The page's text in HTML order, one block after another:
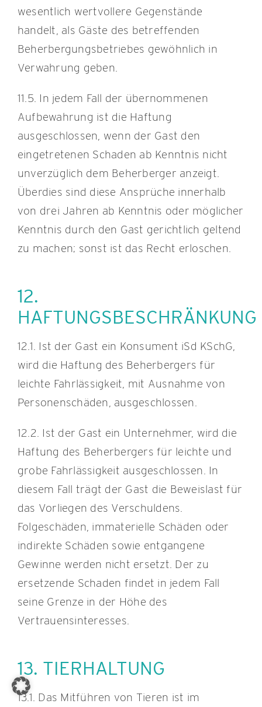
wesentlich wertvollere Gegenstände
handelt, als Gäste des betreffenden
Beherbergungsbetriebes gewöhnlich in
Verwahrung geben.
11.5. In jedem Fall der übernommenen
Aufbewahrung ist die Haftung
ausgeschlossen, wenn der Gast den
eingetretenen Schaden ab Kenntnis nicht
unverzüglich dem Beherberger anzeigt.
Überdies sind diese Ansprüche innerhalb
von drei Jahren ab Kenntnis oder möglicher
Kenntnis durch den Gast gerichtlich geltend
zu machen; sonst ist das Recht erloschen.
12.
HAFTUNGSBESCHRÄNKUNG
12.1. Ist der Gast ein Konsument iSd KSchG,
wird die Haftung des Beherbergers für
leichte Fahrlässigkeit, mit Ausnahme von
Personenschäden, ausgeschlossen.
12.2. Ist der Gast ein Unternehmer, wird die
Haftung des Beherbergers für leichte und
grobe Fahrlässigkeit ausgeschlossen. In
diesem Fall trägt der Gast die Beweislast für
das Vorliegen des Verschuldens.
Folgeschäden, immaterielle Schäden oder
indirekte Schäden sowie entgangene
Gewinne werden nicht ersetzt. Der zu
ersetzende Schaden findet in jedem Fall
seine Grenze in der Höhe des
Vertrauensinteresses.
13. TIERHALTUNG
13.1. Das Mitführen von Tieren ist im